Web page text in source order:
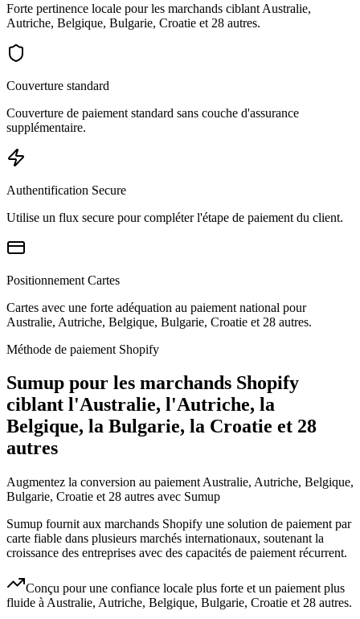
Forte pertinence locale pour les marchands ciblant Australie,
Autriche, Belgique, Bulgarie, Croatie et 28 autres.
Couverture standard
Couverture de paiement standard sans couche d'assurance
supplémentaire.
Authentification Secure
Utilise un flux secure pour compléter l'étape de paiement du client.
Positionnement Cartes
Cartes avec une forte adéquation au paiement national pour
Australie, Autriche, Belgique, Bulgarie, Croatie et 28 autres.
Méthode de paiement Shopify
Sumup pour les marchands Shopify
ciblant l'Australie, l'Autriche, la
Belgique, la Bulgarie, la Croatie et 28
autres
Augmentez la conversion au paiement Australie, Autriche, Belgique,
Bulgarie, Croatie et 28 autres avec Sumup
Sumup fournit aux marchands Shopify une solution de paiement par
carte fiable dans plusieurs marchés internationaux, soutenant la
croissance des entreprises avec des capacités de paiement récurrent.
Conçu pour une confiance locale plus forte et un paiement plus
fluide à Australie, Autriche, Belgique, Bulgarie, Croatie et 28 autres.